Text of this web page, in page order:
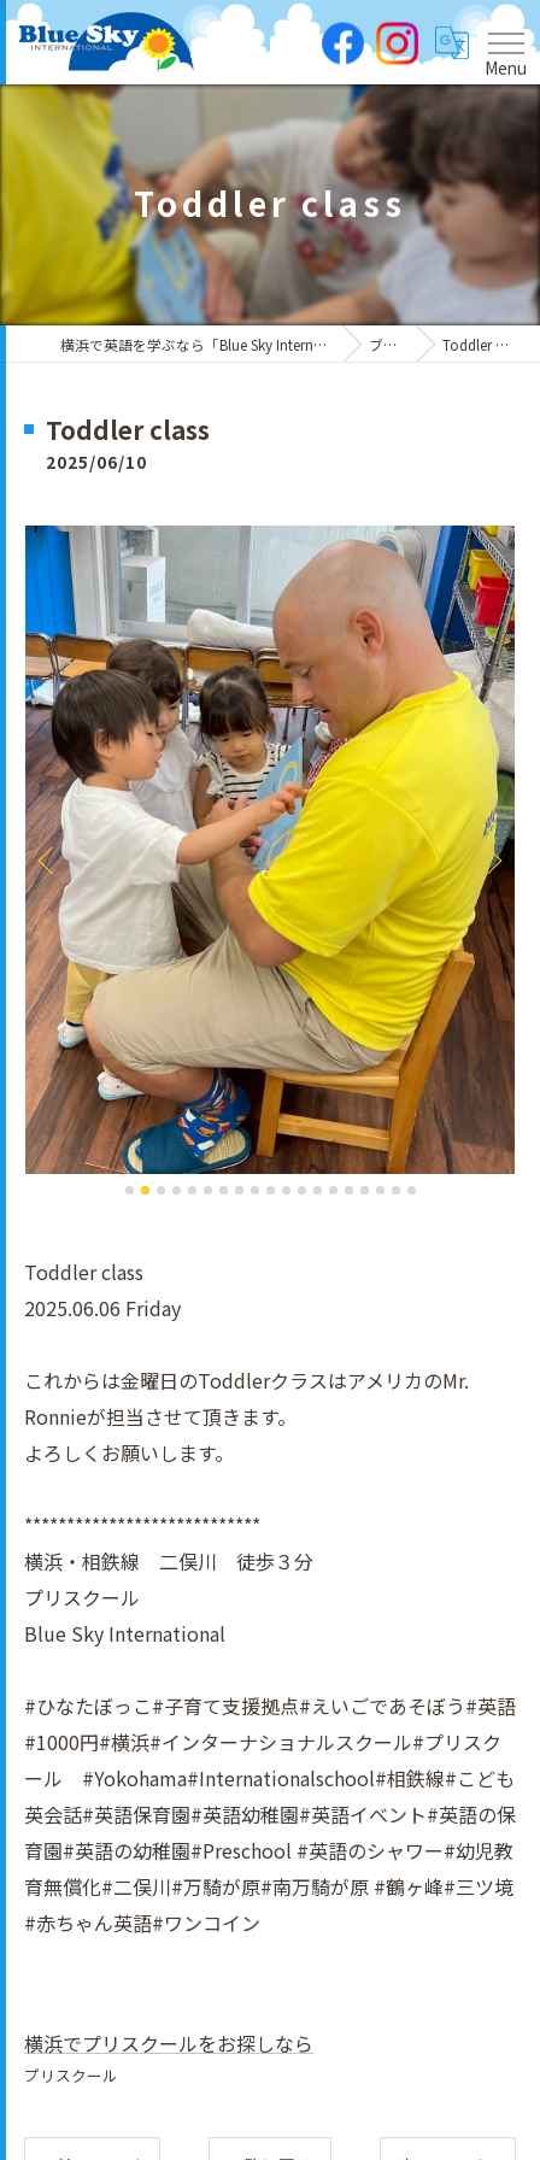
Menu
Toddler class
横浜で英語を学ぶなら「Blue Sky International」 ブログ Toddler class
Toddler class
2025/06/10
Toddler class
2025.06.06 Friday
これからは金曜日のToddlerクラスはアメリカのMr.
Ronnieが担当させて頂きます。
よろしくお願いします。
****************************
横浜・相鉄線 二俣川 徒歩３分
プリスクール
Blue Sky International
#ひなたぼっこ#子育て支援拠点#えいごであそぼう#英語
#1000円#横浜#インターナショナルスクール#プリスク
ール #Yokohama#Internationalschool#相鉄線#こども
英会話#英語保育園#英語幼稚園#英語イべント#英語の保
育園#英語の幼稚園#Preschool #英語のシャワー#幼児教
育無償化#二俣川#万騎が原#南万騎が原 #鶴ヶ峰#三ツ境
#赤ちゃん英語#ワンコイン
横浜でプリスクールをお探しなら
プリスクール